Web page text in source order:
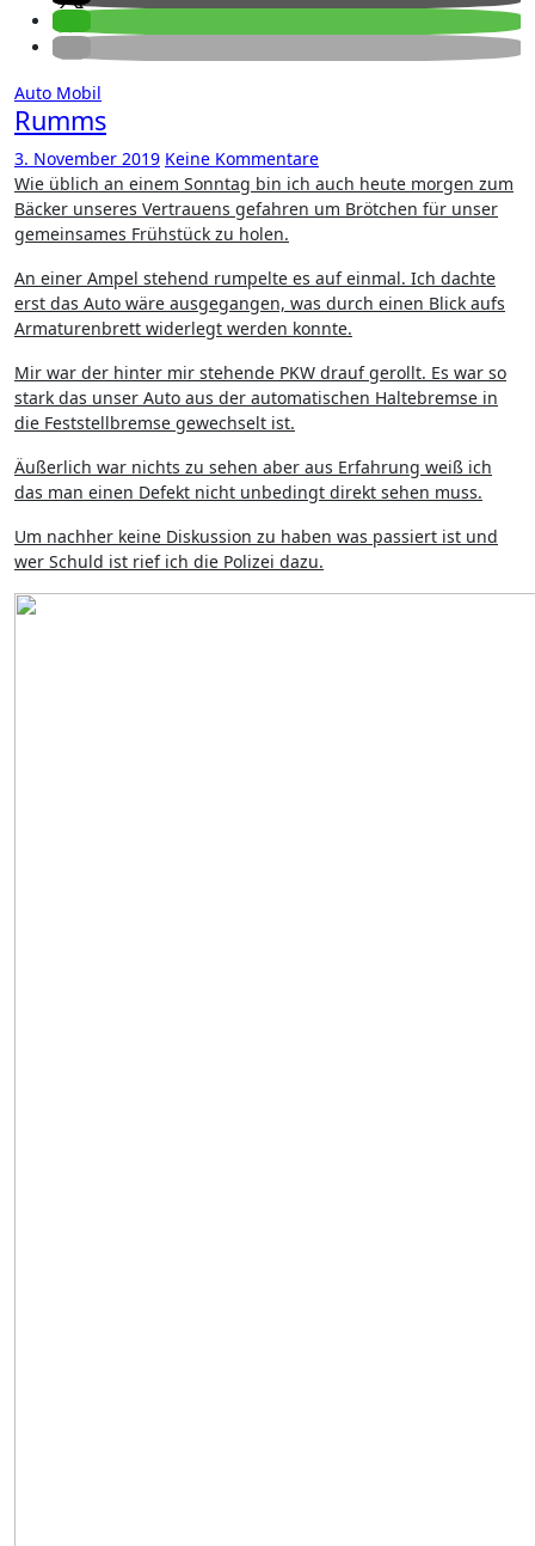
Auto Mobil
Rumms
3. November 2019 Keine Kommentare
Wie üblich an einem Sonntag bin ich auch heute morgen zum
Bäcker unseres Vertrauens gefahren um Brötchen für unser
gemeinsames Frühstück zu holen.
An einer Ampel stehend rumpelte es auf einmal. Ich dachte
erst das Auto wäre ausgegangen, was durch einen Blick aufs
Armaturenbrett widerlegt werden konnte.
Mir war der hinter mir stehende PKW drauf gerollt. Es war so
stark das unser Auto aus der automatischen Haltebremse in
die Feststellbremse gewechselt ist.
Äußerlich war nichts zu sehen aber aus Erfahrung weiß ich
das man einen Defekt nicht unbedingt direkt sehen muss.
Um nachher keine Diskussion zu haben was passiert ist und
wer Schuld ist rief ich die Polizei dazu.